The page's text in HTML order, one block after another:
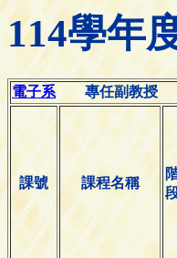
114學年
電子系專任副教授
課號 課程名稱